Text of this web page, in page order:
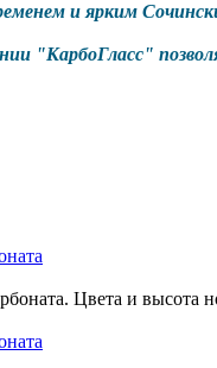
и ярким
"КарбоГласс"
Цвета и высота